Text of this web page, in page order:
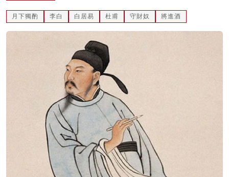
月下獨酌 李白 白居易 杜甫 守財奴 將進酒